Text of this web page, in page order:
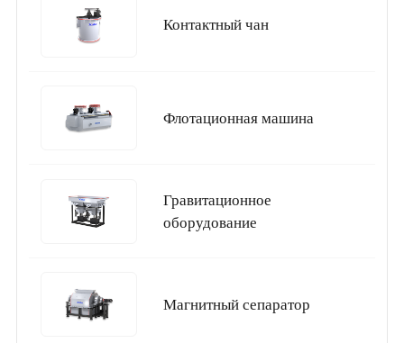
Контактный чан
Флотационная машина
Гравитационное
оборудование
Магнитный сепаратор